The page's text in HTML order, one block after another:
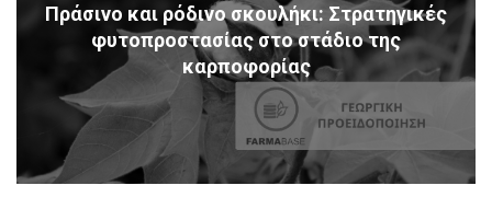
Πράσινο και ρόδινο σκουλήκι: Στρατηγικές
φυτοπροστασίας στο στάδιο της
καρποφορίας